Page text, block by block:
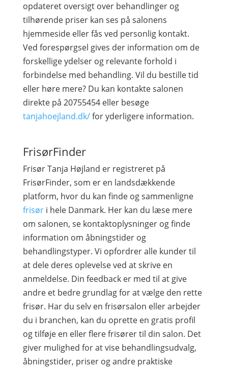
opdateret oversigt over behandlinger og
tilhørende priser kan ses på salonens
hjemmeside eller fås ved personlig kontakt.
Ved forespørgsel gives der information om de
forskellige ydelser og relevante forhold i
forbindelse med behandling. Vil du bestille tid
eller høre mere? Du kan kontakte salonen
direkte på 20755454 eller besøge
tanjahoejland.dk/for yderligere information.
FrisørFinder
Frisør Tanja Højland er registreret på
FrisørFinder, som er en landsdækkende
platform, hvor du kan finde og sammenligne
frisøri hele Danmark. Her kan du læse mere
om salonen, se kontaktoplysninger og finde
information om åbningstider og
behandlingstyper. Vi opfordrer alle kunder til
at dele deres oplevelse ved at skrive en
anmeldelse. Din feedback er med til at give
andre et bedre grundlag for at vælge den rette
frisør. Har du selv en frisørsalon eller arbejder
du i branchen, kan du oprette en gratis profil
og tilføje en eller flere frisører til din salon. Det
giver mulighed for at vise behandlingsudvalg,
åbningstider, priser og andre praktiske